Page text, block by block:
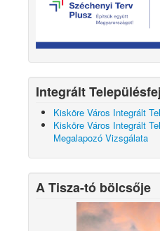
Integrált
Kisköre Város Integrált
Kisköre Város Integrált
Megalapozó Vizsgálata
A Tisza-tó bölcsője